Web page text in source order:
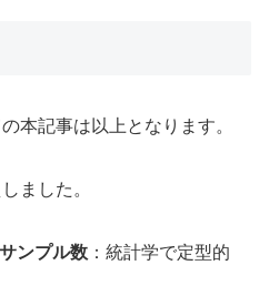
本記事は以上となります。
ました。
ンプル数 ：統計学で定型的